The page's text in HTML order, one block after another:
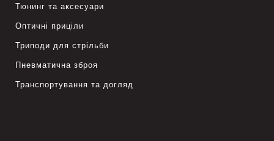
Тюнинг та аксесуари
Оптичні приціли
Триподи для стрільби
Пневматична зброя
Транспортування та догляд